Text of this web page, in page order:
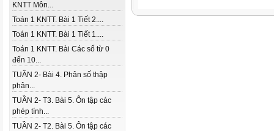
KNTT Môn...
Toán 1 KNTT. Bài 1 Tiết 2....
Toán 1 KNTT. Bài 1 Tiết 1....
Toán 1 KNTT. Bài Các số từ 0
đến 10...
TUẦN 2- Bài 4. Phân số thập
phân...
TUẦN 2- T3. Bài 5. Ôn tập các
phép tính...
TUẦN 2- T2. Bài 5. Ôn tập các